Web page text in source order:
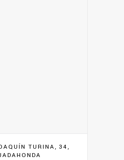
TURINA, 34,